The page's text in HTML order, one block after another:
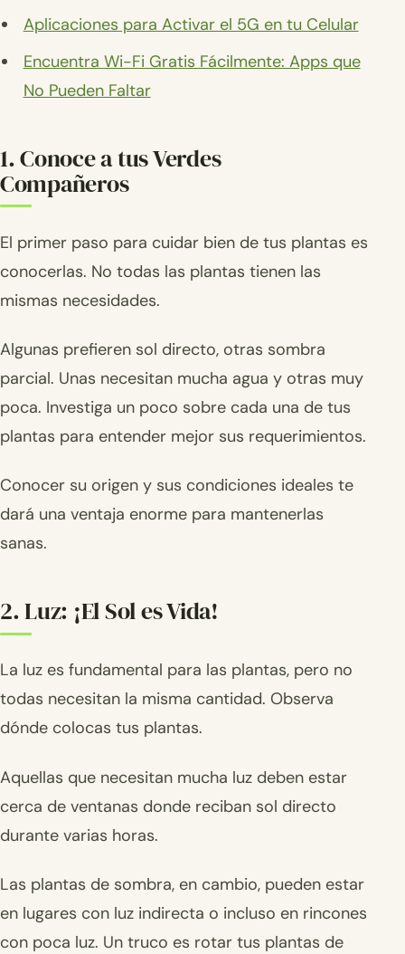
Aplicaciones para Activar el 5G en tu Celular
Encuentra Wi-Fi Gratis Fácilmente: Apps que
No Pueden Faltar
1. Conoce a tus Verdes
Compañeros
El primer paso para cuidar bien de tus plantas es
conocerlas. No todas las plantas tienen las
mismas necesidades.
Algunas prefieren sol directo, otras sombra
parcial. Unas necesitan mucha agua y otras muy
poca. Investiga un poco sobre cada una de tus
plantas para entender mejor sus requerimientos.
Conocer su origen y sus condiciones ideales te
dará una ventaja enorme para mantenerlas
sanas.
2. Luz: ¡El Sol es Vida!
La luz es fundamental para las plantas, pero no
todas necesitan la misma cantidad. Observa
dónde colocas tus plantas.
Aquellas que necesitan mucha luz deben estar
cerca de ventanas donde reciban sol directo
durante varias horas.
Las plantas de sombra, en cambio, pueden estar
en lugares con luz indirecta o incluso en rincones
con poca luz. Un truco es rotar tus plantas de